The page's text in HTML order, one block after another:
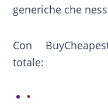
generiche che
Con
totale: